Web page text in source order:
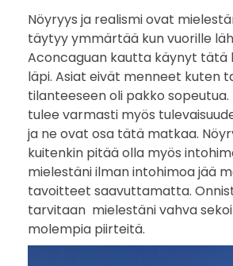
s
s
a
h
e
r
ä
t
Nöyryys ja realismi ovat
täytyy ymmärtää kun vuorille
Aconcaguan kautta käynyt tätä
läpi. Asiat eivät menneet kuten
tilanteeseen oli pakko
tulee varmasti myös
ja ne ovat osa tätä matkaa.
kuitenkin pitää olla myös
mielestäni ilman intohimoa jää
tavoitteet saavuttamatta.
tarvitaan mielestäni vahva
molempia piirteitä.